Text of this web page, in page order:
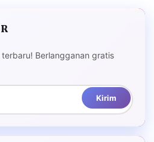
Berlangganan gratis
Kirim